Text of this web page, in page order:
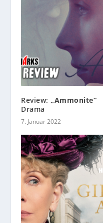
Review: „Ammonite“
Drama
7. Januar 2022